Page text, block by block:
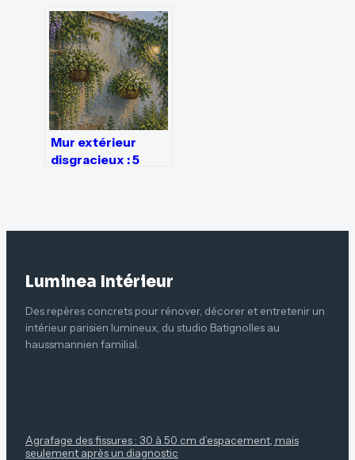
étapes pour
illuminer votre
jardin sans alourdir
votre facture
Mur extérieur
disgracieux : 5
gros travaux
Luminea Intérieur
Des repères concrets pour rénover, décorer et entretenir un
intérieur parisien lumineux, du studio Batignolles au
haussmannien familial.
Agrafage des fissures : 30 à 50 cm d’espacement, mais
seulement après un diagnostic